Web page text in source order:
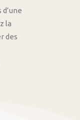
la
des